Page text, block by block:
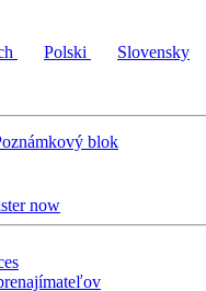
Polski Slovensky
blok
now